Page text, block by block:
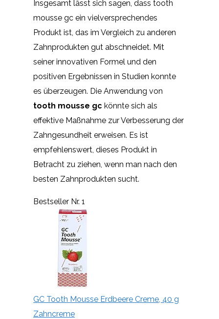
Insgesamt lässt sich sagen, dass tooth
mousse gc ein vielversprechendes
Produkt ist, das im Vergleich zu anderen
Zahnprodukten gut abschneidet. Mit
seiner innovativen Formel und den
positiven Ergebnissen in Studien konnte
es überzeugen. Die Anwendung von
tooth mousse gc könnte sich als
effektive Maßnahme zur Verbesserung der
Zahngesundheit erweisen. Es ist
empfehlenswert, dieses Produkt in
Betracht zu ziehen, wenn man nach den
besten Zahnprodukten sucht.
Bestseller Nr. 1
GC Tooth Mousse Erdbeere Creme, 40 g
Zahncreme